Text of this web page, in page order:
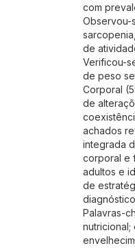
com
Observou-
de
Verificou-
de peso
Corporal
de
achados
integrada
corporal e
adultos e
de
Palavras-